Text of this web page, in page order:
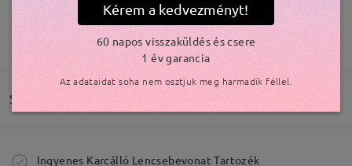
Modellinformáció
Rendben
by Julianna onNov 12 , 2025
TOVÁBBIAK MEGJELENÍTÉSE
Szállítás
Megrendelés leadva
Ingyenes Karcálló Lencsebevonat Tartozék
Kérem a kedvezményt!
60 napos visszaküldés és csere
1 év garancia
Az adataidat soha nem osztjuk meg harmadik féllel.